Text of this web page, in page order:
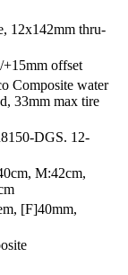
12x142mm thru-
+15mm offset
Composite water
33mm max tire
DGS. 12-
M:42cm,
[F]40mm,